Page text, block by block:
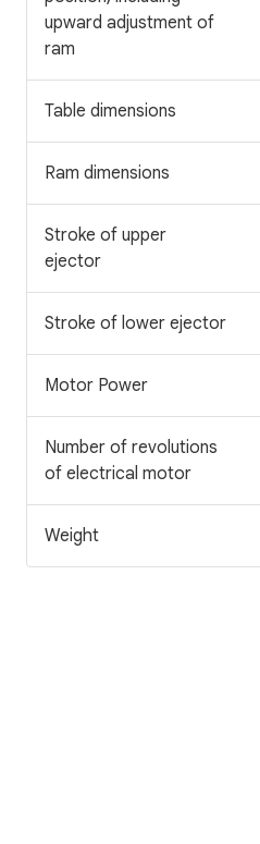
upward adjustment of
ram
Table dimensions
Ram dimensions
Stroke of upper
ejector
Stroke of lower ejector
Motor Power
Number of revolutions
of electrical motor
Weight